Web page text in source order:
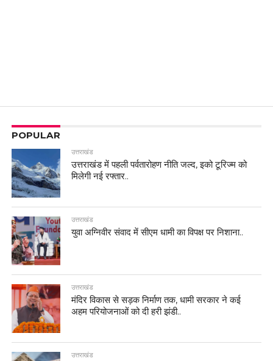
POPULAR
उत्तराखंड
उत्तराखंड में पहली पर्वतारोहण नीति जल्द, इको टूरिज्म को
मिलेगी नई रफ्तार..
उत्तराखंड
युवा अग्निवीर संवाद में सीएम धामी का विपक्ष पर निशाना..
उत्तराखंड
मंदिर विकास से सड़क निर्माण तक, धामी सरकार ने कई
अहम परियोजनाओं को दी हरी झंडी..
उत्तराखंड